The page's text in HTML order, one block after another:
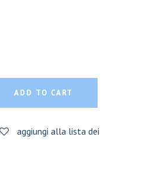
DEL GENNARGENTU
ADD TO CART
aggiungi alla lista dei